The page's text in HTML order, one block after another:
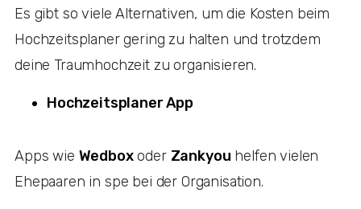
Es gibt so viele Alternativen, um die Kosten beim
Hochzeitsplaner gering zu halten und trotzdem
deine Traumhochzeit zu organisieren.
Hochzeitsplaner App
Apps wie Wedboxoder Zankyou helfen vielen
Ehepaaren in spe bei der Organisation.